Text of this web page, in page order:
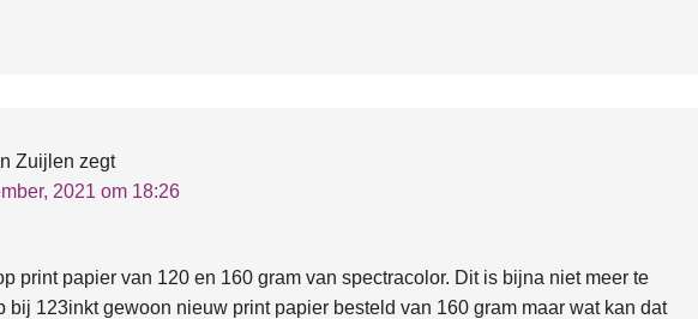
Zuijlen zegt
2021 om 18:26
print papier van 120 en 160 gram van spectracolor. Dit is bijna niet meer te
bij 123inkt gewoon nieuw print papier besteld van 160 gram maar wat kan dat